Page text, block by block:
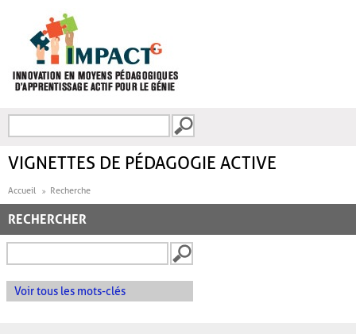
FORMULAIRE DE
VIGNETTES DE PÉDAGOGIE ACTIVE
Accueil Recherche
RECHERCHER
Voir tous les mots-clés